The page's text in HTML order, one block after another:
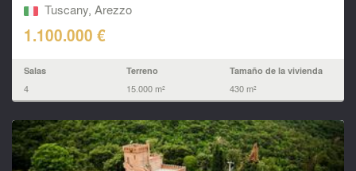
Tuscany, Arezzo
1.100.000 €
Salas
4
Terreno
15.000 m²
Tamaño de la vivienda
430 m²